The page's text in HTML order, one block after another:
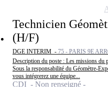
Technicien
(H/F)
DGE INTERIM - 75 - PARIS 9E
Description du poste : Les missions du
Sous la responsabilité du Géomètre-
vous intégrerez une équipe...
CDI - Non renseigné